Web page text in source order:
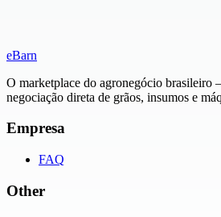
eBarn
O marketplace do agronegócio brasileiro
negociação direta de grãos, insumos e
Empresa
FAQ
Other